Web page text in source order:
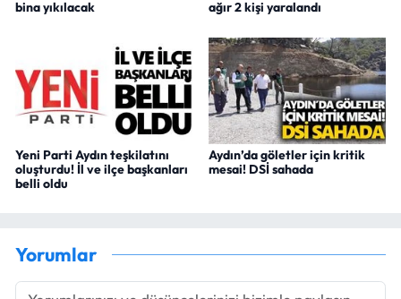
bina yıkılacak
ağır 2 kişi yaralandı
Yeni Parti Aydın teşkilatını
oluşturdu! İl ve ilçe başkanları
belli oldu
Aydın’da göletler için kritik
mesai! DSİ sahada
Yorumlar